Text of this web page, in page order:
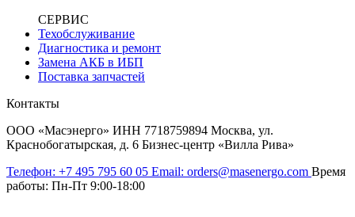
СЕРВИС
Техобслуживание
Диагностика и ремонт
Замена АКБ в ИБП
Поставка запчастей
Контакты
ООО «Масэнерго» ИНН 7718759894 Москва, ул.
Краснобогатырская, д. 6 Бизнес-центр «Вилла Рива»
Телефон: +7 495 795 60 05 Email: orders@masenergo.com Время
работы: Пн-Пт 9:00-18:00